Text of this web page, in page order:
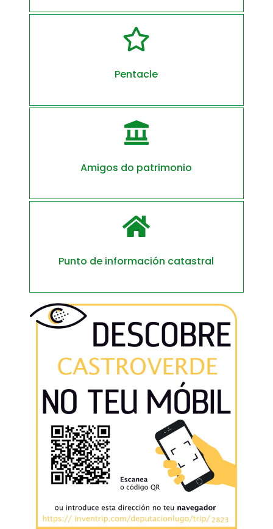

Pentacle

Amigos do patrimonio

Punto de información catastral